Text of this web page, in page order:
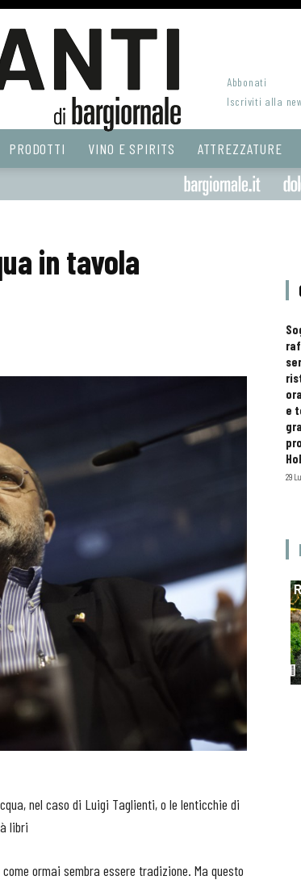
Abbonati
Iscriviti alla
PRODOTTI VINO E SPIRITS ATTREZZATURE
in tavola
nel caso di Luigi Taglienti, o le lenticchie di
libri
ormai sembra essere tradizione. Ma questo
e
29